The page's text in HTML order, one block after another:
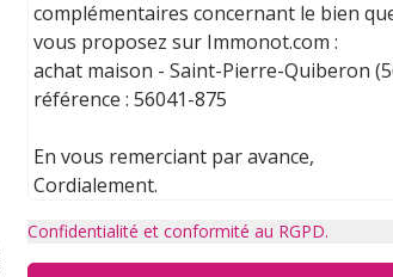
Confidentialité et conformité au RGPD.